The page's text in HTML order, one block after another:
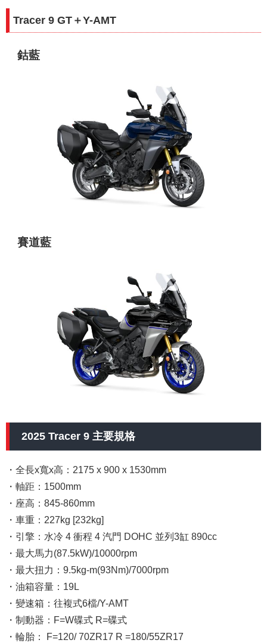
Tracer 9 GT＋Y-AMT
鈷藍
賽道藍
2025 Tracer 9 主要規格
・全長x寬x高：2175 x 900 x 1530mm
・軸距：1500mm
・座高：845-860mm
・車重：227kg [232kg]
・引擎：水冷 4 衝程 4 汽門 DOHC 並列3缸 890cc
・最大馬力(87.5kW)/10000rpm
・最大扭力：9.5kg-m(93Nm)/7000rpm
・油箱容量：19L
・變速箱：往複式6檔/Y-AMT
・制動器：F=W碟式 R=碟式
・輪胎： F=120/ 70ZR17 R =180/55ZR17